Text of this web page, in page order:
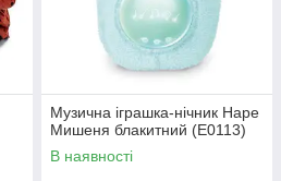
Музична іграшка-нічник Hape
Мишеня блакитний (E0113)
В наявності